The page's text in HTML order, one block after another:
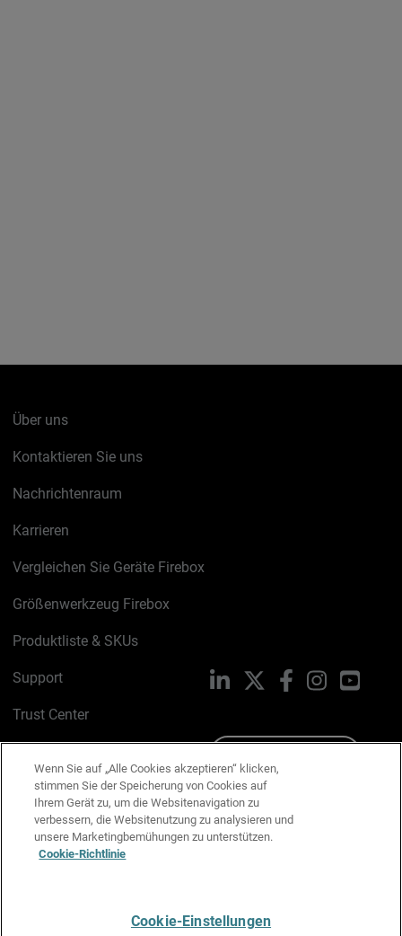
Über uns
Kontaktieren Sie uns
Nachrichtenraum
Karrieren
Vergleichen Sie Geräte Firebox
Größenwerkzeug Firebox
Produktliste & SKUs
Support
Trust Center
Cookie-Richtlinie
Datenschutzrichtlinie
Media & Brand Kit
LinkedIn FacebookInstagram
Wenn Sie auf „Alle Cookies akzeptieren“ klicken,
stimmen Sie der Speicherung von Cookies auf
Ihrem Gerät zu, um die Websitenavigation zu
verbessern, die Websitenutzung zu analysieren und
unsere Marketingbemühungen zu unterstützen.
Cookie-Richtlinie
Cookie-Einstellungen